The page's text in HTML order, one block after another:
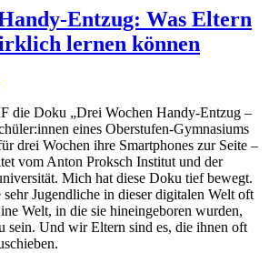
Entzug: Was Eltern
lernen können
die Doku „Drei Wochen Handy-Entzug –
eines Oberstufen-Gymnasiums
drei Wochen ihre Smartphones zur Seite –
vom Anton Proksch Institut und der
Mich hat diese Doku tief bewegt.
sehr Jugendliche in dieser digitalen Welt oft
Welt, in die sie hineingeboren wurden,
sein. Und wir Eltern sind es, die ihnen oft